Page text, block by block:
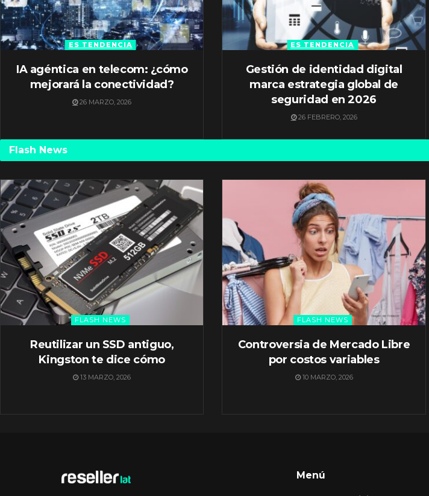
ES TENDENCIA
IA agéntica en telecom: ¿cómo
mejorará la conectividad?
26 MARZO, 2026
ES TENDENCIA
Gestión de identidad digital
marca estrategia global de
seguridad en 2026
26 FEBRERO, 2026
Flash News
FLASH NEWS
Reutilizar un SSD antiguo,
Kingston te dice cómo
13 MARZO, 2026
FLASH NEWS
Controversia de Mercado Libre
por costos variables
10 MARZO, 2026
Menú